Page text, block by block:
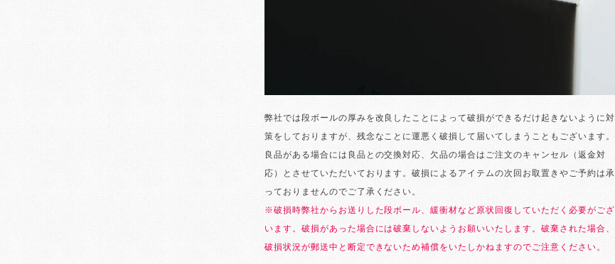
弊社では段ボールの厚みを改良したことによって破損ができるだけ起きないように対
策をしておりますが、残念なことに運悪く破損して届いてしまうこともございます。
良品がある場合には良品との交換対応、欠品の場合はご注文のキャンセル（返金対
応）とさせていただいております。破損によるアイテムの次回お取置きやご予約は承
っておりませんのでご了承ください。
※破損時弊社からお送りした段ボール、緩衝材など原状回復していただく必要がござ
います。破損があった場合には破棄しないようお願いいたします。破棄された場合、
破損状況が郵送中と断定できないため補償をいたしかねますのでご注意ください。